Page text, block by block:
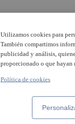
Utilizamos cookies para
También compartimos
publicidad y análisis,
proporcionado o que hayan
Política de cookies